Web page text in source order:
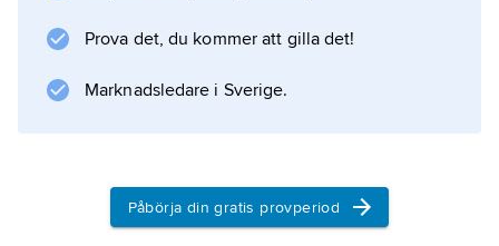
Prova det, du kommer att gilla det!
Marknadsledare i Sverige.
Påbörja din gratis provperiod